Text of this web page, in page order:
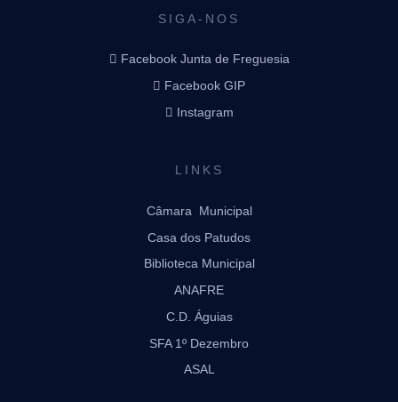
SIGA-NOS
Facebook Junta de Freguesia
Facebook GIP
Instagram
LINKS
Câmara Municipal
Casa dos Patudos
Biblioteca Municipal
ANAFRE
C.D. Águias
SFA 1º Dezembro
ASAL